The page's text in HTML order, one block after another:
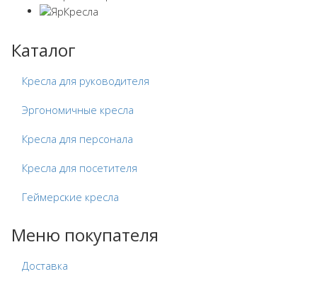
Каталог
Кресла для руководителя
Эргономичные кресла
Кресла для персонала
Кресла для посетителя
Геймерские кресла
Меню покупателя
Доставка